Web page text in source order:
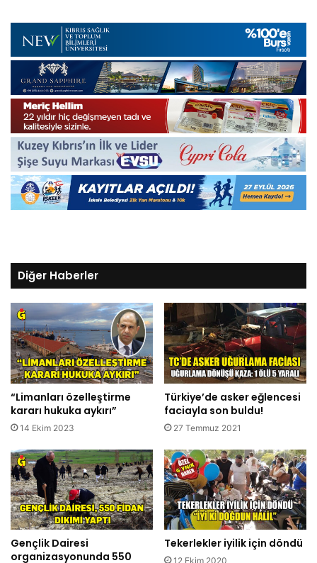
Diğer Haberler
“Limanları özelleştirme
kararı hukuka aykırı”
14 Ekim 2023
Türkiye’de asker eğlencesi
faciayla son buldu!
27 Temmuz 2021
Gençlik Dairesi
organizasyonunda 550
Tekerlekler iyilik için döndü
12 Ekim 2020